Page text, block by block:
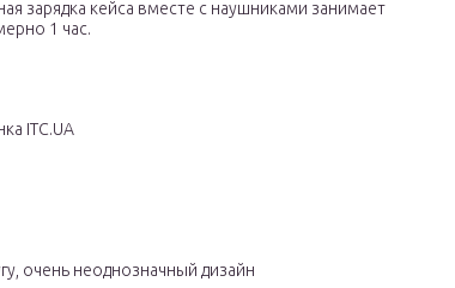
зарядка кейса вместе с наушниками занимает
1 час.
ITC.UA
очень неоднозначный дизайн